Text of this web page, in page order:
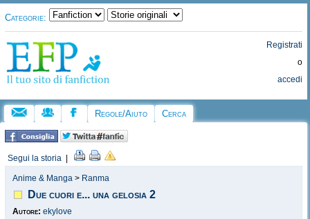
Categorie:
Registrati
o
accedi
Regole/Aiuto Cerca
Segui la storia
Anime & Manga > Ranma
Due cuori e... una gelosia 2
Autore: ekylove